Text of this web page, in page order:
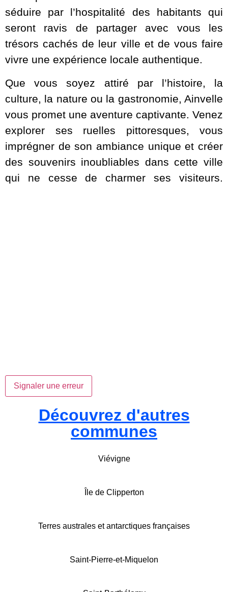
séduire par l’hospitalité des habitants qui
seront ravis de partager avec vous les
trésors cachés de leur ville et de vous faire
vivre une expérience locale authentique.
Que vous soyez attiré par l’histoire, la
culture, la nature ou la gastronomie, Ainvelle
vous promet une aventure captivante. Venez
explorer ses ruelles pittoresques, vous
imprégner de son ambiance unique et créer
des souvenirs inoubliables dans cette ville
qui ne cesse de charmer ses visiteurs.
Signaler une erreur
Découvrez d'autres
communes
Viévigne
Île de Clipperton
Terres australes et antarctiques françaises
Saint-Pierre-et-Miquelon